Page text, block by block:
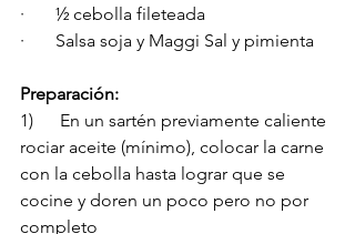
·       ½ cebolla fileteada
·       Salsa soja y Maggi Sal y pimienta
Preparación:
1)      En un sartén previamente caliente
rociar aceite (mínimo), colocar la carne
con la cebolla hasta lograr que se
cocine y doren un poco pero no por
completo